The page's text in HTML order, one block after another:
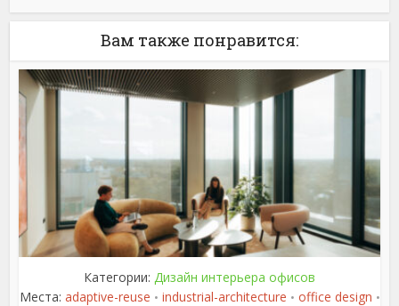
Вам также понравится:
Категории: Дизайн интерьера офисов
Места: adaptive-reuse • industrial-architecture • office design •